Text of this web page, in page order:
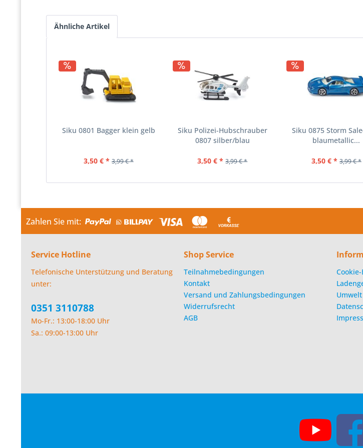
Ähnliche Artikel
Siku 0801 Bagger klein gelb
3,50 € * 3,99 € *
Siku Polizei-Hubschrauber
0807 silber/blau
3,50 € * 3,99 € *
Siku 0875 Storm
blaumetallic...
3,50 € * 3,99 € *
Zahlen Sie mit:
Service Hotline
Telefonische Unterstützung und Beratung
unter:
0351 3110788
Mo-Fr.: 13:00-18:00 Uhr
Sa.: 09:00-13:00 Uhr
Shop Service
Teilnahmebedingungen
Kontakt
Versand und Zahlungsbedingungen
Widerrufsrecht
AGB